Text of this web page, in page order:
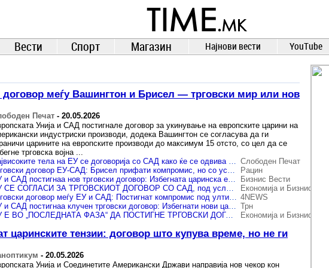
TIME.mk
ВЕСТИ
NEWS
Вести Спорт Магазин Најнови вести YouTube
договор меѓу Вашингтон и Брисел — трговски мир или нов
Печат - 20.05.2026
Унија и САД постигнале договор за укинување на европските царини на
индустриски производи, додека Вашингтон се согласува да ги
царините на европските производи до максимум 15 отсто, со цел да се
трговска војна ...
Највисоките тела на ЕУ се договорија со САД како ќе се одвива трговијата меѓу двете страни Слободен Печат
Трговски договор ЕУ-САД: Брисел прифати компромис, но со услов за челикот
Рацин
ЕУ и САД постигнаа нов трговски договор: Избегната царинска ескалација
Бизнис Вести
ЕУ СЕ СОГЛАСИ ЗА ТРГОВСКИОТ ДОГОВОР СО САД, под услови Вашингтон да ги намали царините за европски челик и алуминиум
Економија и Бизнис
Трговски договор меѓу ЕУ и САД: Постигнат компромис под ултиматум од Трамп 4NEWS
ЕУ и САД постигнаа клучен трговски договор: Избегнати нови царини од Трамп? Трн
ЕУ Е ВО „ПОСЛЕДНАТА ФАЗА“ ДА ПОСТИГНЕ ТРГОВСКИ ДОГОВОР СО САД
Економија и Бизнис
царинските тензии: договор што купува време, но не ги
- 20.05.2026
Унија и Соединетите Американски Држави направија нов чекор кон